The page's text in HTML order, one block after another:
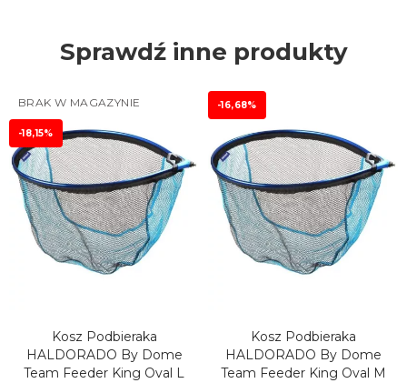
Sprawdź inne produkty
BRAK W MAGAZYNIE
-18,15%
Kosz Podbieraka
HALDORADO By Dome
Team Feeder King Oval L
-16,68%
Kosz Podbieraka
HALDORADO By Dome
Team Feeder King Oval M